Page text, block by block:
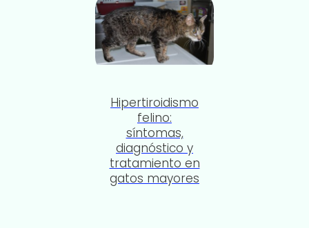
Hipertiroidismo
felino:
síntomas,
diagnóstico y
tratamiento en
gatos mayores